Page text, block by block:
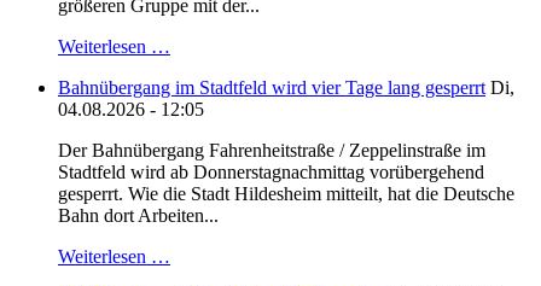
größeren Gruppe mit der...
Weiterlesen …
Bahnübergang im Stadtfeld wird vier Tage lang gesperrt Di,
04.08.2026 - 12:05
Der Bahnübergang Fahrenheitstraße / Zeppelinstraße im
Stadtfeld wird ab Donnerstagnachmittag vorübergehend
gesperrt. Wie die Stadt Hildesheim mitteilt, hat die Deutsche
Bahn dort Arbeiten...
Weiterlesen …